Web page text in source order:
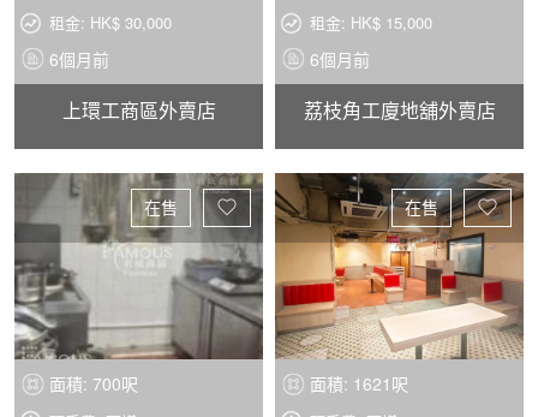
租金: HK$ 30,000
6個月前
上環工商區外賣店
租金: HK$ 15,000
6個月前
荔枝角工廈地舖外賣店
面積: 700呎
在售
面積: 1621呎
在售